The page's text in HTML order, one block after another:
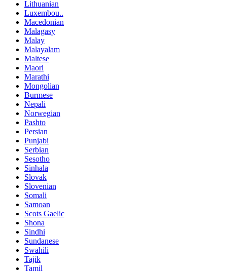
Lithuanian
Luxembou..
Macedonian
Malagasy
Malay
Malayalam
Maltese
Maori
Marathi
Mongolian
Burmese
Nepali
Norwegian
Pashto
Persian
Punjabi
Serbian
Sesotho
Sinhala
Slovak
Slovenian
Somali
Samoan
Scots Gaelic
Shona
Sindhi
Sundanese
Swahili
Tajik
Tamil